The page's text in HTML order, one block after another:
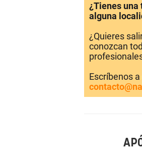
¿Tienes una
alguna
¿Quieres
conozcan
Escríbenos